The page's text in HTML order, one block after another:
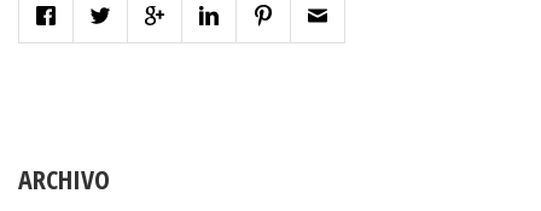
ARCHIVO